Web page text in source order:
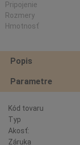
Pripojenie
Rozmery
Hmotnosť
Popis
Parametre
Kód tovaru
Typ
Akosť:
Záruka